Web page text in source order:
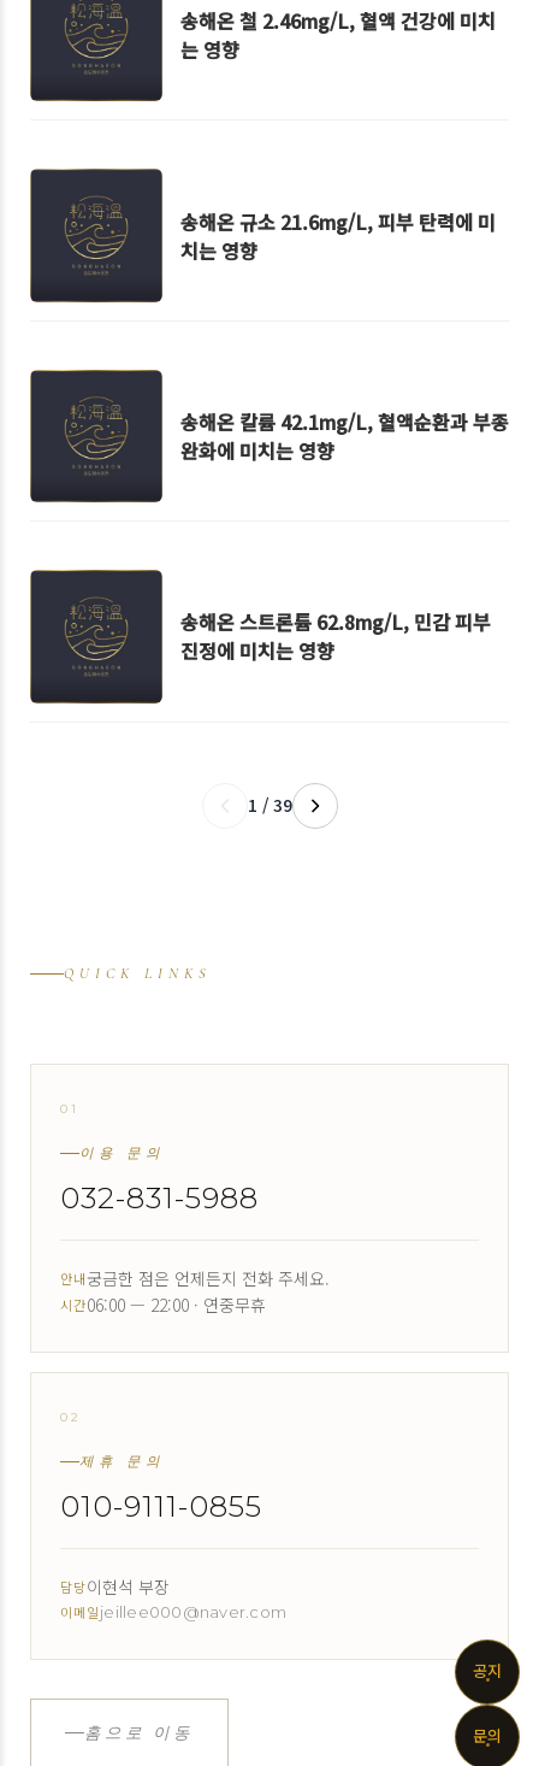
공지
문의
송해온 철 2.46mg/L, 혈액 건강에 미치
는 영향
송해온 규소 21.6mg/L, 피부 탄력에 미
치는 영향
송해온 칼륨 42.1mg/L, 혈액순환과 부종
완화에 미치는 영향
송해온 스트론튬 62.8mg/L, 민감 피부
진정에 미치는 영향
1 / 39
QUICK LINKS
01
이용 문의
032-831-5988
안내궁금한 점은 언제든지 전화 주세요.
시간06:00 — 22:00 · 연중무휴
02
제휴 문의
010-9111-0855
담당이현석 부장
이메일jeillee000@naver.com
홈으로 이동